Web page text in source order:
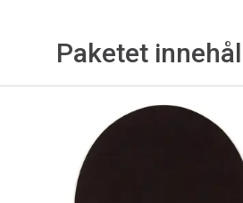
Paketet